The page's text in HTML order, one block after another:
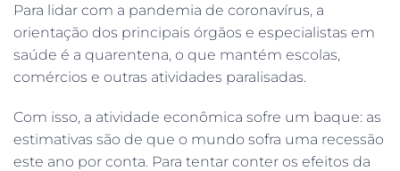
Para lidar com a pandemia de coronavírus, a
orientação dos principais órgãos e especialistas em
saúde é a quarentena, o que mantém escolas,
comércios e outras atividades paralisadas.
Com isso, a atividade econômica sofre um baque: as
estimativas são de que o mundo sofra uma recessão
este ano por conta. Para tentar conter os efeitos da